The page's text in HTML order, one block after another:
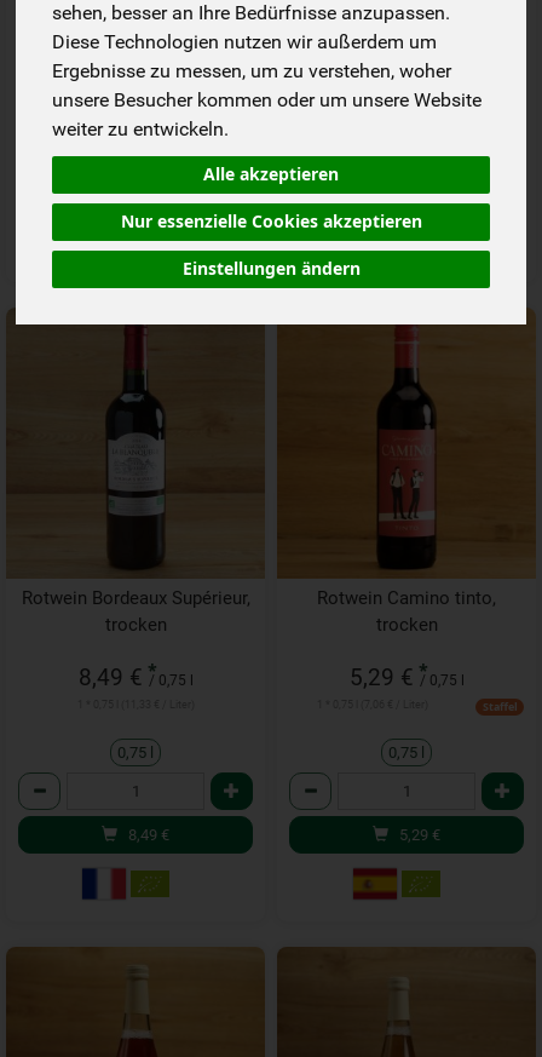
sehen, besser an Ihre Bedürfnisse anzupassen.
Diese Technologien nutzen wir außerdem um
Ergebnisse zu messen, um zu verstehen, woher
unsere Besucher kommen oder um unsere Website
weiter zu entwickeln.
Alle akzeptieren
Nur essenzielle Cookies akzeptieren
Einstellungen ändern
5,99 € / 0,75 l
1 * 0,75 l (7,98 € / 1 l) Staffel
5,99€
14,49 €/ 3 l
1 * 3 l (4,84 € / Liter)
14,49€
Rotwein Bordeaux Supérieur,
trocken
8,49 € *
/ 0,75 l
0,75 l
Anzahl
8,49 €
Rotwein Camino tinto,
trocken
5,29 € *
/ 0,75 l
Staffel
0,75 l
Anzahl
5,29 €